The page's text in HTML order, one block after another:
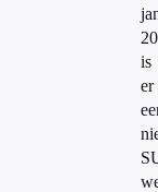
is
er